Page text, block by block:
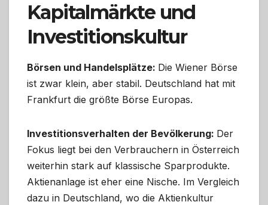
Kapitalmärkte und
Investitionskultur
Börsen und Handelsplätze: Die Wiener Börse
ist zwar klein, aber stabil. Deutschland hat mit
Frankfurt die größte Börse Europas.
Investitionsverhalten der Bevölkerung: Der
Fokus liegt bei den Verbrauchern in Österreich
weiterhin stark auf klassische Sparprodukte.
Aktienanlage ist eher eine Nische. Im Vergleich
dazu in Deutschland, wo die Aktienkultur